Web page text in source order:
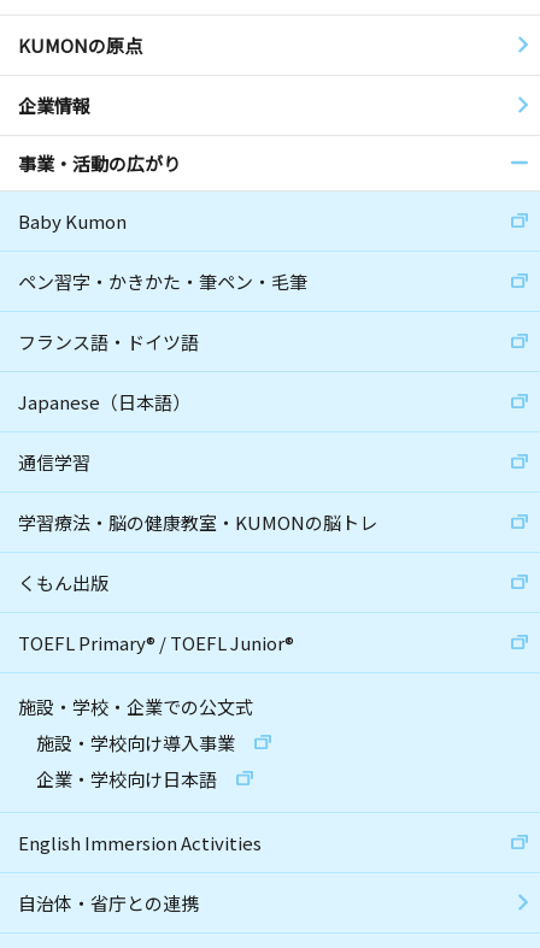
KUMONの原点
企業情報
事業・活動の広がり
Baby Kumon
ペン習字・かきかた・筆ペン・毛筆
フランス語・ドイツ語
Japanese（日本語）
通信学習
学習療法・脳の健康教室・KUMONの脳トレ
くもん出版
TOEFL Primary® /TOEFL Junior®
施設・学校・企業での公文式
施設・学校向け導入事業
企業・学校向け日本語
English Immersion Activities
自治体・省庁との連携